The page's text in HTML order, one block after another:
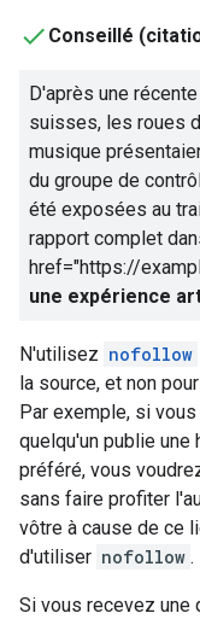
Conseillé
D'après une
suisses, les roues
musique
du groupe de
été exposées au
rapport complet
href="https://
une expérience
N'utilisez nofollow
la source, et non
Par exemple, si
quelqu'un publie
préféré, vous
sans faire profiter
vôtre à cause de ce
d'utiliser nofollow .
Si vous recevez une